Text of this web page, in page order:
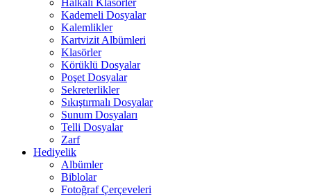
Halkalı Klasörler
Kademeli Dosyalar
Kalemlikler
Kartvizit Albümleri
Klasörler
Körüklü Dosyalar
Poşet Dosyalar
Sekreterlikler
Sıkıştırmalı Dosyalar
Sunum Dosyaları
Telli Dosyalar
Zarf
Hediyelik
Albümler
Biblolar
Fotoğraf Çerçeveleri